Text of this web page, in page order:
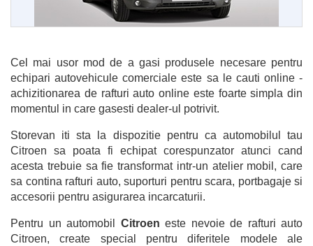
Cel mai usor mod de a gasi produsele necesare pentru
echipari autovehicule comerciale este sa le cauti online -
achizitionarea de rafturi auto online este foarte simpla din
momentul in care gasesti dealer-ul potrivit.
Storevan iti sta la dispozitie pentru ca automobilul tau
Citroen sa poata fi echipat corespunzator atunci cand
acesta trebuie sa fie transformat intr-un atelier mobil, care
sa contina rafturi auto, suporturi pentru scara, portbagaje si
accesorii pentru asigurarea incarcaturii.
Pentru un automobil Citroen este nevoie de rafturi auto
Citroen, create special pentru diferitele modele ale